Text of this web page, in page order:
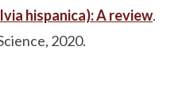
hispanica): A review.
2020.